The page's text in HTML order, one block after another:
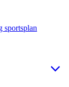
sportsplan